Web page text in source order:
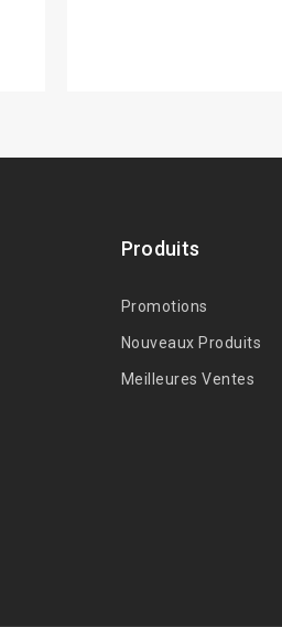
Produits
Promotions
Nouveaux Produits
Meilleures Ventes